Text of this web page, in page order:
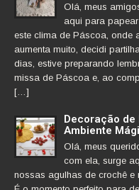
Olá, meus
aqui para
este clima de Páscoa, onde
aumenta muito, decidi
dias, estive preparando
missa de Páscoa e, ao
[…]
Decoração de
Ambiente
Olá, meus
com ela, surge
nossas agulhas de crochê e